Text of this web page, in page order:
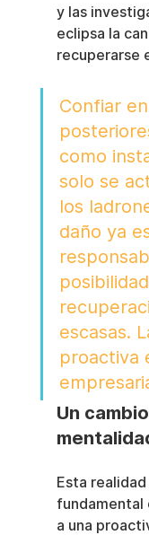
y las
eclipsa la
recuperarse
Confiar
como
solo se
los
daño ya
escasas.
proactiva
Un
Esta
fundamental
a una